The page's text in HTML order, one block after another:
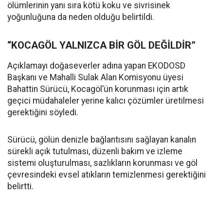
ölümlerinin yanı sıra kötü koku ve sivrisinek
yoğunluğuna da neden olduğu belirtildi.
“KOCAGÖL YALNIZCA BİR GÖL DEĞİLDİR”
Açıklamayı doğaseverler adına yapan EKODOSD
Başkanı ve Mahalli Sulak Alan Komisyonu üyesi
Bahattin Sürücü, Kocagöl’ün korunması için artık
geçici müdahaleler yerine kalıcı çözümler üretilmesi
gerektiğini söyledi.
Sürücü, gölün denizle bağlantısını sağlayan kanalın
sürekli açık tutulması, düzenli bakım ve izleme
sistemi oluşturulması, sazlıkların korunması ve göl
çevresindeki evsel atıkların temizlenmesi gerektiğini
belirtti.